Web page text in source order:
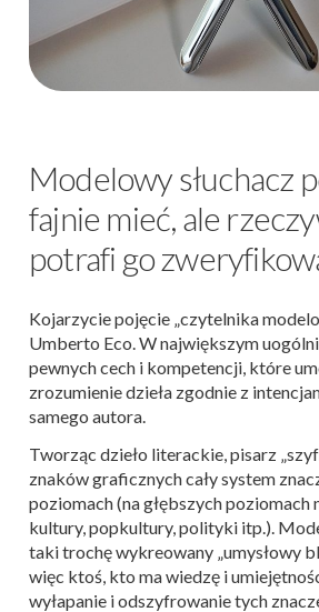
Modelowy słuchacz
fajnie mieć, ale
potrafi go
Kojarzycie pojęcie „czytelnika
Umberto Eco. W największym
pewnych cech i kompetencji, które
zrozumienie dzieła zgodnie z
samego autora.
Tworząc dzieło literackie, pisarz
znaków graficznych cały system
poziomach (na głębszych poziomach
kultury, popkultury, polityki itp.).
taki trochę wykreowany „umysłowy
więc ktoś, kto ma wiedzę i
wyłapanie i odszyfrowanie tych